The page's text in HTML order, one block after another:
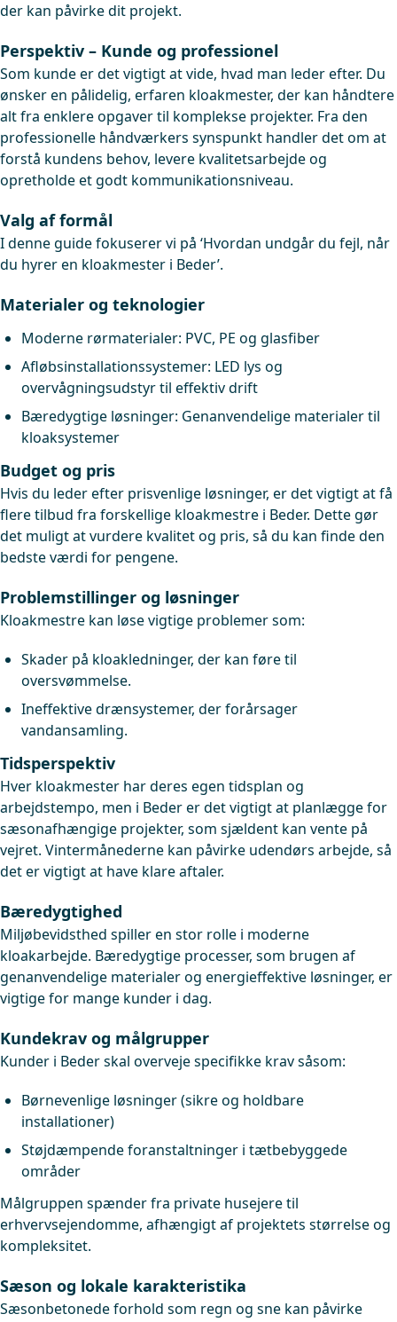
der kan påvirke dit projekt.
Perspektiv – Kunde og professionel
Som kunde er det vigtigt at vide, hvad man leder efter. Du
ønsker en pålidelig, erfaren kloakmester, der kan håndtere
alt fra enklere opgaver til komplekse projekter. Fra den
professionelle håndværkers synspunkt handler det om at
forstå kundens behov, levere kvalitetsarbejde og
opretholde et godt kommunikationsniveau.
Valg af formål
I denne guide fokuserer vi på ‘Hvordan undgår du fejl, når
du hyrer en kloakmester i Beder’.
Materialer og teknologier
Moderne rørmaterialer: PVC, PE og glasfiber
Afløbsinstallationssystemer: LED lys og
overvågningsudstyr til effektiv drift
Bæredygtige løsninger: Genanvendelige materialer til
kloaksystemer
Budget og pris
Hvis du leder efter prisvenlige løsninger, er det vigtigt at få
flere tilbud fra forskellige kloakmestre i Beder. Dette gør
det muligt at vurdere kvalitet og pris, så du kan finde den
bedste værdi for pengene.
Problemstillinger og løsninger
Kloakmestre kan løse vigtige problemer som:
Skader på kloakledninger, der kan føre til
oversvømmelse.
Ineffektive drænsystemer, der forårsager
vandansamling.
Tidsperspektiv
Hver kloakmester har deres egen tidsplan og
arbejdstempo, men i Beder er det vigtigt at planlægge for
sæsonafhængige projekter, som sjældent kan vente på
vejret. Vintermånederne kan påvirke udendørs arbejde, så
det er vigtigt at have klare aftaler.
Bæredygtighed
Miljøbevidsthed spiller en stor rolle i moderne
kloakarbejde. Bæredygtige processer, som brugen af
genanvendelige materialer og energieffektive løsninger, er
vigtige for mange kunder i dag.
Kundekrav og målgrupper
Kunder i Beder skal overveje specifikke krav såsom:
Børnevenlige løsninger (sikre og holdbare
installationer)
Støjdæmpende foranstaltninger i tætbebyggede
områder
Målgruppen spænder fra private husejere til
erhvervsejendomme, afhængigt af projektets størrelse og
kompleksitet.
Sæson og lokale karakteristika
Sæsonbetonede forhold som regn og sne kan påvirke